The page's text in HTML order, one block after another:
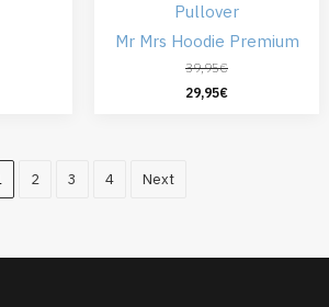
Pullover
Mr Mrs Hoodie Premium
39,95€
29,95€
2 3 4 Next